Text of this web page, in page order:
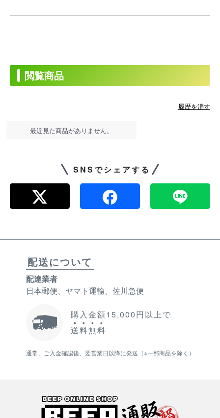
閲覧商品
履歴を消す
最近見た商品がありません。
SNSでシェアする
配送について
配達業者
日本郵便、ヤマト運輸、佐川急便
購入金額15,000円以上で
送料無料
通常、ご入金確認後、翌営業日以降に発送（※一部商品を除く）